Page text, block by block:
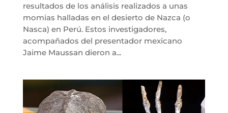
resultados de los análisis realizados a unas
momias halladas en el desierto de Nazca (o
Nasca) en Perú. Estos investigadores,
acompañados del presentador mexicano
Jaime Maussan dieron a...